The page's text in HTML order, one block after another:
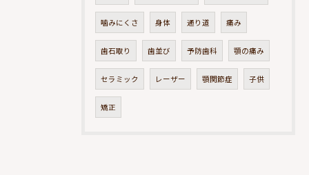
噛みにくさ 身体 通り道 痛み
歯石取り 歯並び 予防歯科 顎の痛み
セラミック レーザー 顎関節症 子供
矯正